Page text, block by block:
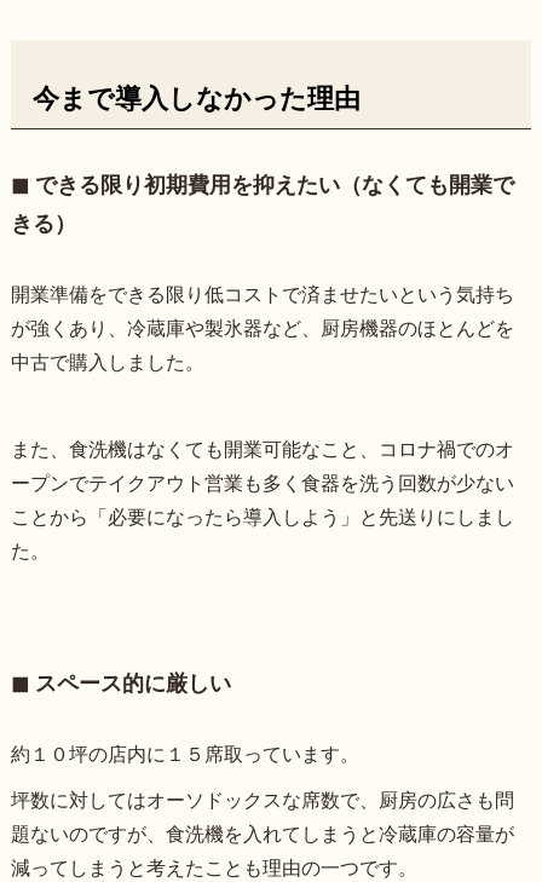
今まで導入しなかった理由
◼︎ できる限り初期費用を抑えたい（なくても開業で
きる）
開業準備をできる限り低コストで済ませたいという気持ち
が強くあり、冷蔵庫や製氷器など、厨房機器のほとんどを
中古で購入しました。
また、食洗機はなくても開業可能なこと、コロナ禍でのオ
ープンでテイクアウト営業も多く食器を洗う回数が少ない
ことから「必要になったら導入しよう」と先送りにしまし
た。
◼︎ スペース的に厳しい
約１０坪の店内に１５席取っています。
坪数に対してはオーソドックスな席数で、厨房の広さも問
題ないのですが、食洗機を入れてしまうと冷蔵庫の容量が
減ってしまうと考えたことも理由の一つです。